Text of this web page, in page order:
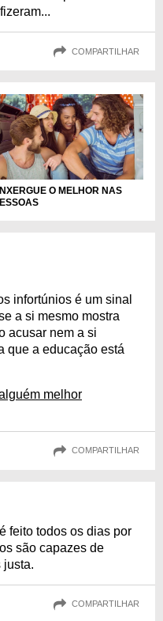
COMPARTILHAR
O MELHOR NAS
infortúnios é um sinal
a si mesmo mostra
acusar nem a si
que a educação está
melhor
COMPARTILHAR
feito todos os dias por
são capazes de
justa.
COMPARTILHAR